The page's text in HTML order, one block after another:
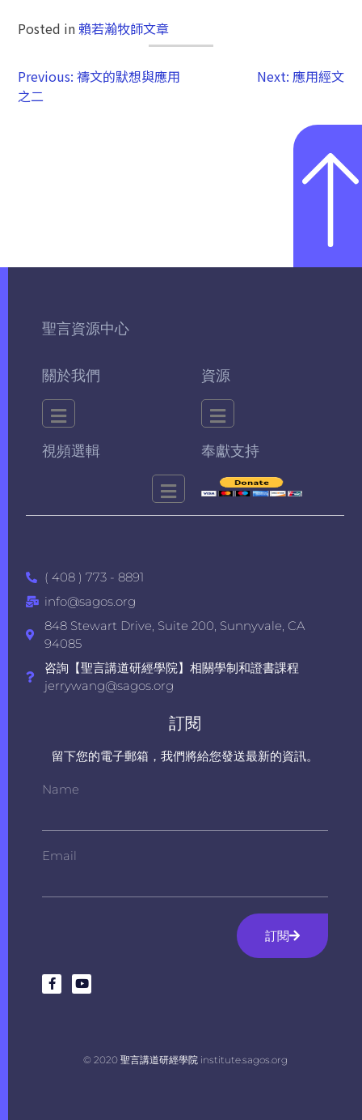
Posted in 賴若瀚牧師文章
Previous: 禱文的默想與應用
之二
Next: 應用經文
聖言資源中心
關於我們 資源
視頻選輯 奉獻支持
( 408 ) 773 - 8891
info@sagos.org
848 Stewart Drive, Suite 200, Sunnyvale, CA
94085
咨詢【聖言講道研經學院】相關學制和證書課程
jerrywang@sagos.org
訂閱
留下您的電子郵箱，我們將給您發送最新的資訊。
Name
Email
訂閱
© 2020 聖言講道研經學院 institute.sagos.org